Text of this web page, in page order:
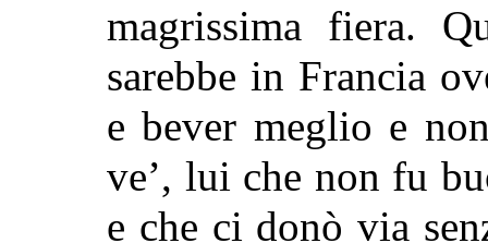
magrissima fiera.
sarebbe in Francia
e bever meglio e
ve’, lui che non fu
e che ci donò via